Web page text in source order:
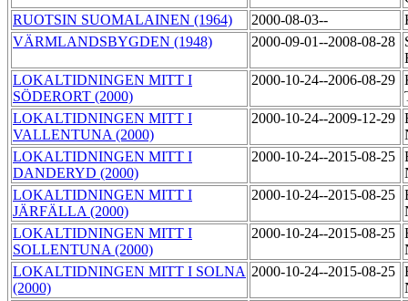
RUOTSIN SUOMALAINEN (1964)
2000-08-03--
VÄRMLANDSBYGDEN (1948)
2000-09-01--2008-08-28
LOKALTIDNINGEN MITT I
SÖDERORT (2000)
2000-10-24--2006-08-29
LOKALTIDNINGEN MITT I
VALLENTUNA (2000)
2000-10-24--2009-12-29
LOKALTIDNINGEN MITT I
DANDERYD (2000)
2000-10-24--2015-08-25
LOKALTIDNINGEN MITT I
JÄRFÄLLA (2000)
2000-10-24--2015-08-25
LOKALTIDNINGEN MITT I
SOLLENTUNA (2000)
2000-10-24--2015-08-25
LOKALTIDNINGEN MITT I SOLNA
(2000)
2000-10-24--2015-08-25